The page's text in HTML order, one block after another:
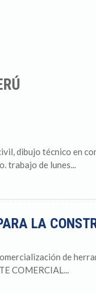
dibujo técnico en
trabajo de lunes...
LA
de
COMERCIAL...